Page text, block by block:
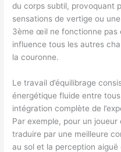
du corps subtil, provoquant
sensations de vertige ou
3ème œil ne fonctionne pas
influence tous les autres
la couronne.
Le travail d’équilibrage
énergétique fluide entre
intégration complète de
Par exemple, pour un
traduire par une meilleure
au sol et la perception aiguë